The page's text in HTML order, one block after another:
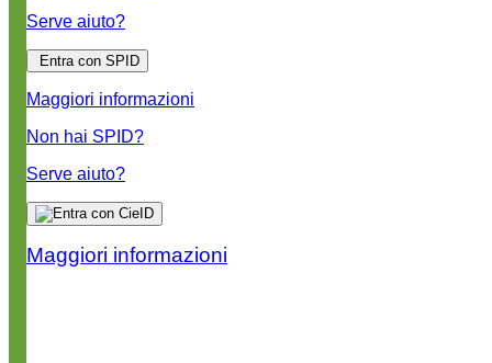
Serve aiuto?
Entra con SPID
Maggiori informazioni
Non hai SPID?
Serve aiuto?
Maggiori informazioni